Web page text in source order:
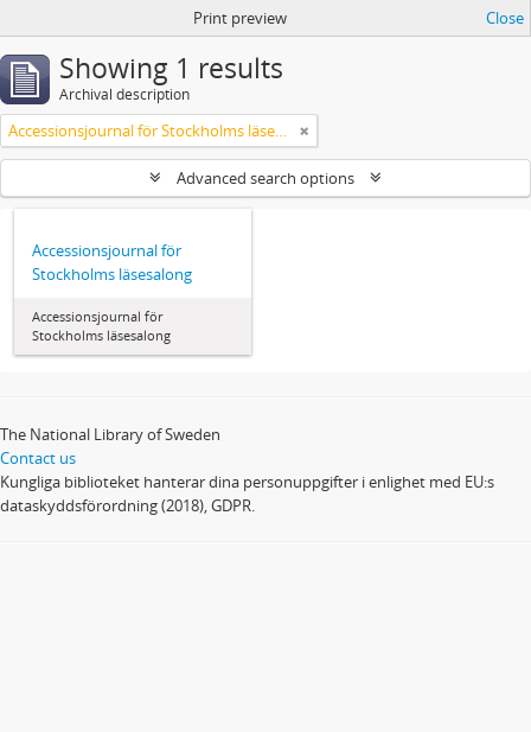
Print preview Close
Showing 1 results
Archival description
Accessionsjournal för Stockholms läsesalong
Advanced search options
Accessionsjournal för
Stockholms läsesalong
Accessionsjournal för
Stockholms läsesalong
The National Library of Sweden
Contact us
Kungliga biblioteket hanterar dina personuppgifter i enlighet med EU:s
dataskyddsförordning (2018), GDPR.